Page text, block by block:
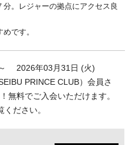
。レジャーの拠点にアクセス良
です。
2026年03月31日 (火)
PRINCE CLUB）会員さ
無料でご入会いただけます。
ださい。